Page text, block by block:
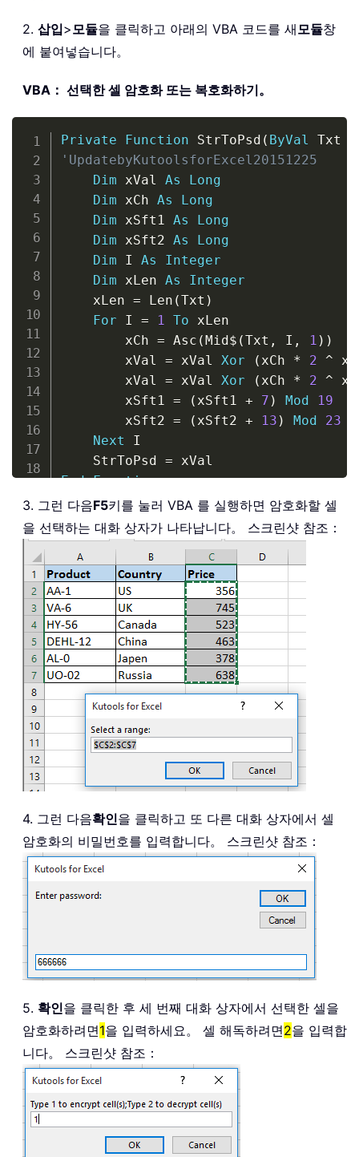
2. 삽입>모듈을 클릭하고 아래의 VBA 코드를 새모듈창
에 붙여넣습니다。
VBA： 선택한 셀 암호화 또는 복호화하기。
Private Function StrToPsd ( ByVal Txt
'UpdatebyKutoolsforExcel20151225
Dim xVal As
Long
Dim xCh As
Long
Dim xSft1 As
Long
Dim xSft2 As
Long
Dim I As
Integer
Dim xLen As
Integer
    xLen
= Len (Txt )
For I = 1 To xLen
        xCh
= Asc ( Mid $ (Txt , I , 1 ) )
        xVal
= xVal Xor ( xCh * 2 ^
        xVal
= xVal Xor ( xCh * 2 ^
        xSft1
= ( xSft1 + 7 ) Mod
19
        xSft2
= ( xSft2 + 13 ) Mod
23
Next I
    StrToPsd
=
End Function
Private
Function Encryption(ByVal
Dim xOffset As
Long
Dim xLen As Integer
Dim I As Integer
Dim xCh As Integer
Dim xOutTxt As String
    xOffset
= StrToPsd(
    Rnd
-1
    Randomize xOffset
    xLen
= Len(InTxt)
For I = 1
        xCh
I
If xCh >= 32 And xCh
            xCh
= xCh - 32
            xOffset
= Int((96 )
                xCh
= ((xCh + xOffset
Else
                xCh
= ((xCh - xOffset
xCh
32
Chr
Next I
    Encryption
=
End
Function
Sub EncryptionRange
Dim xRg As Range
Dim
As
String
Dim xTxt As String
Boolean
Dim xRet
Variant
Copy
3. 그런 다음F5키를 눌러 VBA 를 실행하면 암호화할 셀
을 선택하는 대화 상자가 나타납니다。 스크린샷 참조：
4. 그런 다음확인을 클릭하고 또 다른 대화 상자에서 셀
암호화의 비밀번호를 입력합니다。 스크린샷 참조：
5. 확인을 클릭한 후 세 번째 대화 상자에서 선택한 셀을
암호화하려면1을 입력하세요。 셀 해독하려면2을 입력합
니다。 스크린샷 참조：